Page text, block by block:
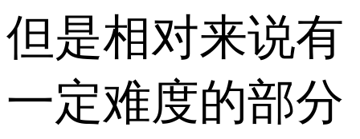
但是相对来说有
一定难度的部分